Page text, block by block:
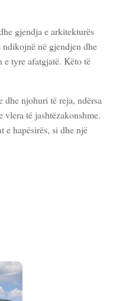
gjendja e arkitekturës
në gjendjen dhe
e tyre afatgjatë. Këto të
njohuri të reja, ndërsa
të jashtëzakonshme.
e hapësirës, si dhe një